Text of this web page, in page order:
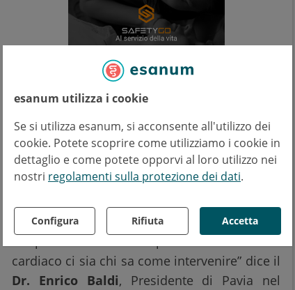
esanum utilizza i cookie
Se si utilizza esanum, si acconsente all'utilizzo dei
cookie. Potete scoprire come utilizziamo i cookie in
dettaglio e come potete opporvi al loro utilizzo nei
nostri regolamenti sulla protezione dei dati.
Configura Rifiuta Accetta
“Educare quante più persone possibile ad
primo passo, tuttavia non è sempre certo che
cardiaco ci sia chi sa come intervenire” dice il
Dr. Enrico Baldi, Presidente di Pavia nel